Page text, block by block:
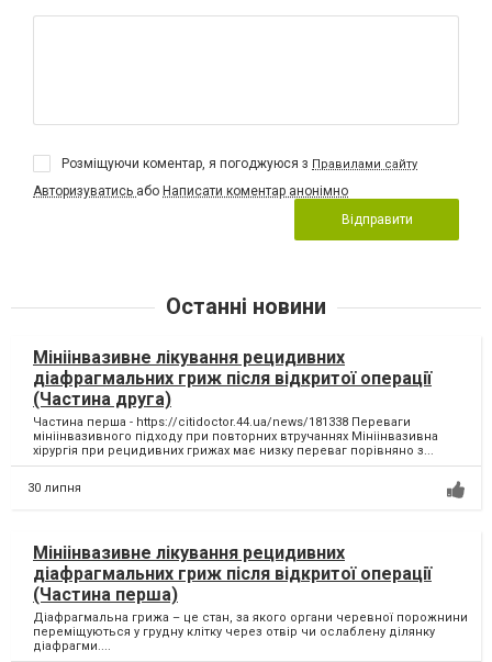
Розміщуючи коментар, я погоджуюся з Правилами сайту
Авторизуватись або Написати коментар анонімно
Відправити
Останні новини
Мініінвазивне лікування рецидивних
діафрагмальних гриж після відкритої операції
(Частина друга)
Частина перша - https://citidoctor.44.ua/news/181338 Переваги
мініінвазивного підходу при повторних втручаннях Мініінвазивна
хірургія при рецидивних грижах має низку переваг порівняно з...
30 липня
Мініінвазивне лікування рецидивних
діафрагмальних гриж після відкритої операції
(Частина перша)
Діафрагмальна грижа – це стан, за якого органи черевної порожнини
переміщуються у грудну клітку через отвір чи ослаблену ділянку
діафрагми....